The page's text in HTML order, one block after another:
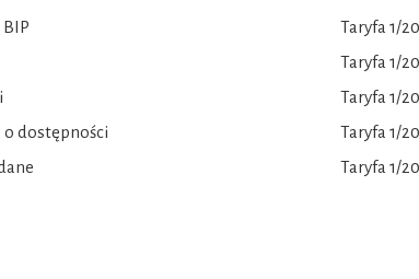
o dostępności
Taryfa 1/
Taryfa 1/
Taryfa 1/
Taryfa 1/
Taryfa 1/